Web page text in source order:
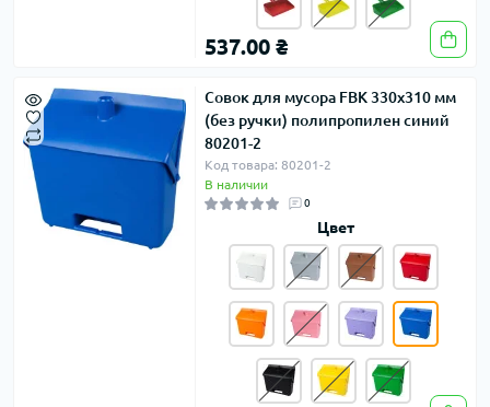
537.00 ₴
Совок для мусора FBK 330х310 мм
(без ручки) полипропилен синий
80201-2
Код товара: 80201-2
В наличии
0
Цвет